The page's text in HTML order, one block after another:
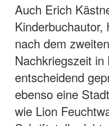
Auch Erich
nach dem
Nachkriegszeit in
entscheidend
ebenso eine
wie Lion